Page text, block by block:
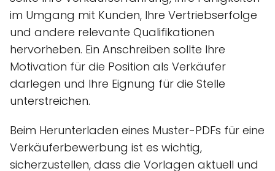
im Umgang mit Kunden, Ihre Vertriebserfolge
und andere relevante Qualifikationen
hervorheben. Ein Anschreiben sollte Ihre
Motivation für die Position als Verkäufer
darlegen und Ihre Eignung für die Stelle
unterstreichen.
Beim Herunterladen eines Muster-PDFs für eine
Verkäuferbewerbung ist es wichtig,
sicherzustellen, dass die Vorlagen aktuell und